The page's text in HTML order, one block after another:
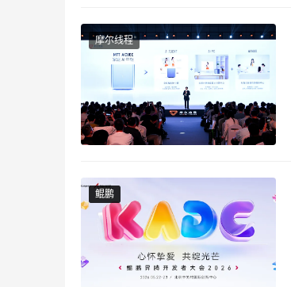
摩尔线程
鲲鹏
鲲鹏